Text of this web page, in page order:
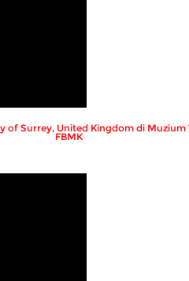
of Surrey, United Kingdom di
FBMK